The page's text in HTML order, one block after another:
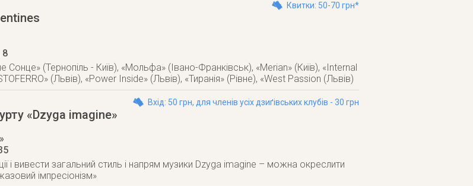
Квитки: 50-70 грн*
8
Сонце» (Тернопіль - Київ), «Мольфа» (Івано-Франківськ), «Merian» (Київ), «Internal
(Львів), «Power Inside» (Львів), «Тиранія» (Рівне), «West Passion (Львів)
Вхід: 50 грн, для членів усіх дзиґівських клубів - 30 грн
«Dzyga imagine»
і вивести загальний стиль і напрям музики Dzyga imagine – можна окреслити
імпресіонізм»